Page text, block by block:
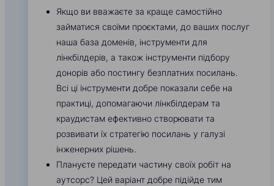
Якщо ви вважаєте за краще самостійно
займатися своїми проєктами, до ваших послуг
наша база доменів, інструменти для
лінкбілдерів, а також інструменти підбору
донорів або постингу безплатних посилань.
Всі ці інструменти добре показали себе на
практиці, допомагаючи лінкбілдерам та
краудистам ефективно створювати та
розвивати їх стратегію посилань у галузі
інженерних рішень.
Плануєте передати частину своїх робіт на
аутсорс? Цей варіант добре підійде тим